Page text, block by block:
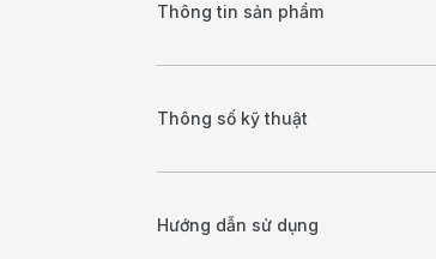
Thông tin sản phẩm
Thông số kỹ thuật
Hướng dẫn sử dụng